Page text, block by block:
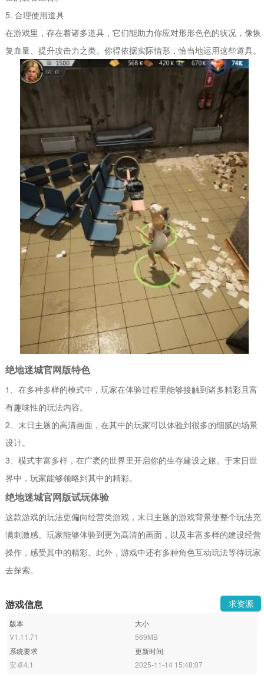
5. 合理使用道具
在游戏里，存在着诸多道具，它们能助力你应对形形色色的状况，像恢
复血量、提升攻击力之类。你得依据实际情形，恰当地运用这些道具。
绝地迷城官网版特色
1、在多种多样的模式中，玩家在体验过程里能够接触到诸多精彩且富
有趣味性的玩法内容。
2、末日主题的高清画面，在其中的玩家可以体验到很多的细腻的场景
设计。
3、模式丰富多样，在广袤的世界里开启你的生存建设之旅。于末日世
界中，玩家能够领略到其中的精彩。
绝地迷城官网版试玩体验
这款游戏的玩法更偏向经营类游戏，末日主题的游戏背景使整个玩法充
满刺激感。玩家能够体验到更为高清的画面，以及丰富多样的建设经营
操作，感受其中的精彩。此外，游戏中还有多种角色互动玩法等待玩家
去探索。
游戏信息 求资源
版本
V1.11.71
大小
569MB
系统要求
安卓4.1
更新时间
2025-11-14 15:48:07